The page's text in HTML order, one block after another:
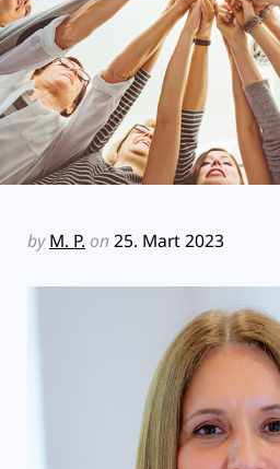
by M. P. on 25. Mart 2023